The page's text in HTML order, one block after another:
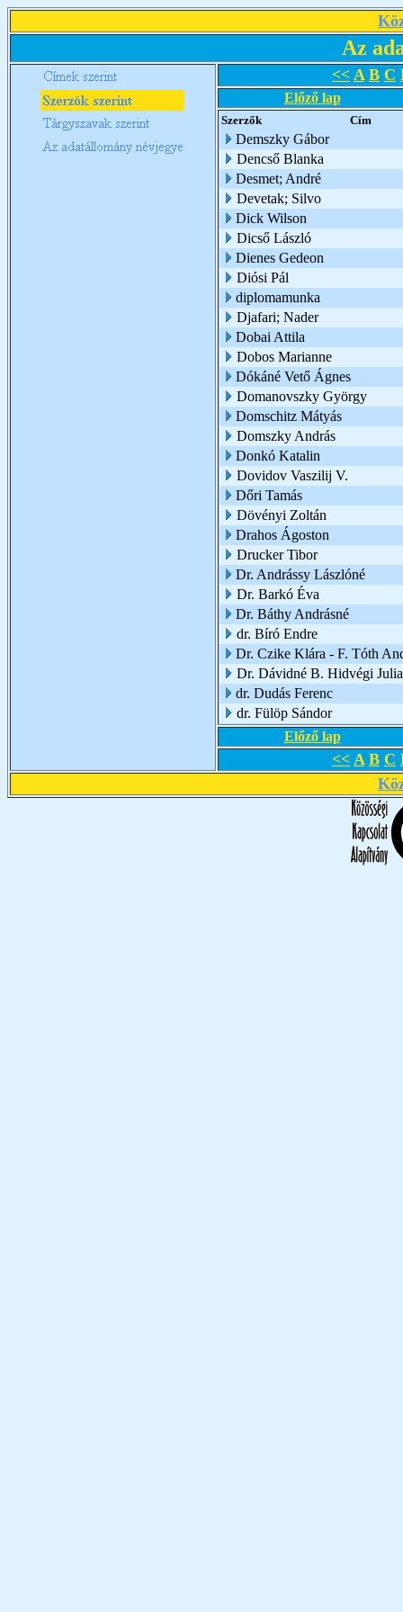
Az
<< A B C
Előző lap
Szerzők Cím
Demszky Gábor
Dencső Blanka
Desmet; André
Devetak; Silvo
Dick Wilson
Dicső László
Dienes Gedeon
Diósi Pál
diplomamunka
Djafari; Nader
Dobai Attila
Dobos Marianne
Dókáné Vető Ágnes
Domanovszky György
Domschitz Mátyás
Domszky András
Donkó Katalin
Dovidov Vaszilij V.
Dőri Tamás
Dövényi Zoltán
Drahos Ágoston
Drucker Tibor
Dr. Andrássy Lászlóné
Dr. Barkó Éva
Dr. Báthy Andrásné
dr. Bíró Endre
Dr. Czike Klára - F. Tóth
Dr. Dávidné B. Hidvégi
dr. Dudás Ferenc
dr. Fülöp Sándor
Előző lap
<< A B C